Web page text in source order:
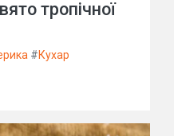
тропічної
#Кухар